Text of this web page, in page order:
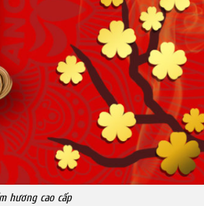
hương cao cấp